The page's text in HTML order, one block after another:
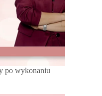
po wykonaniu